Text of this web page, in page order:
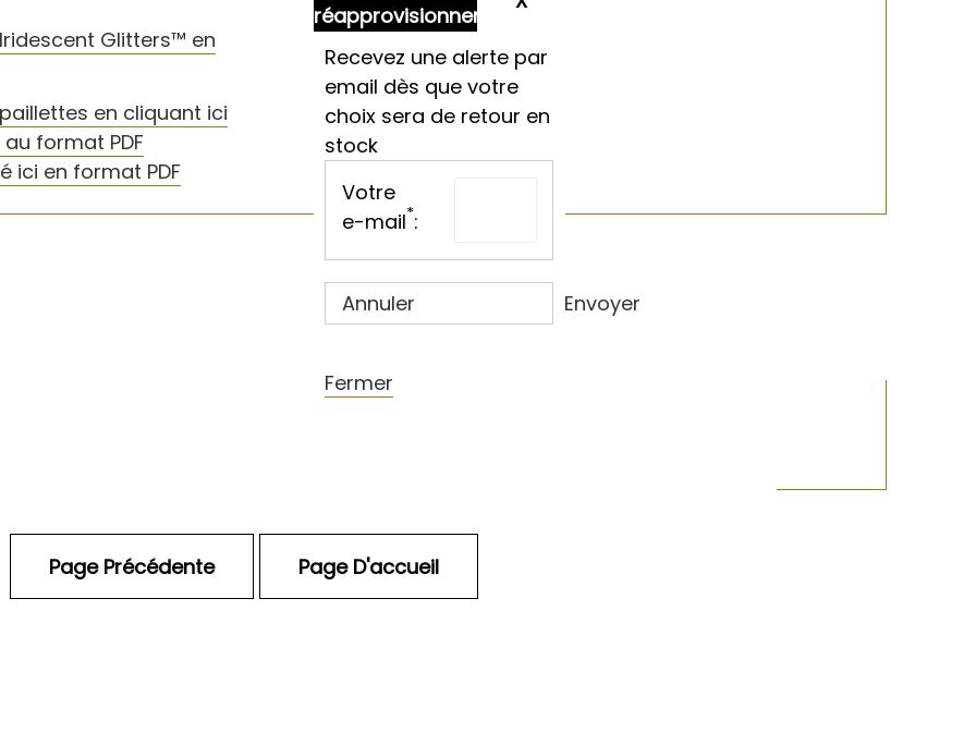
réapprovisionnement
Recevez une alerte par
email dès que votre
choix sera de retour en
stock
Votre
e-mail*:
Annuler Envoyer
Fermer
Glitters™ en
en cliquant ici
format PDF
ici en format PDF